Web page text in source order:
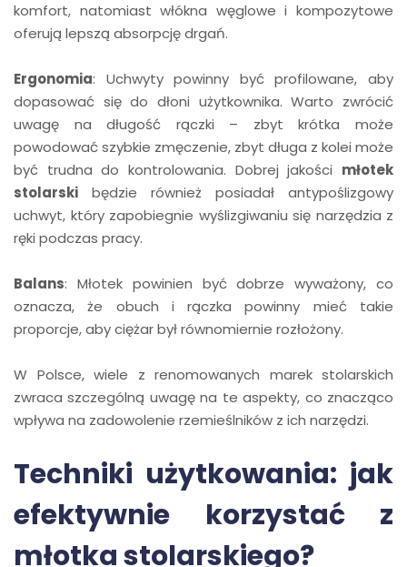
komfort, natomiast włókna węglowe i kompozytowe
oferują lepszą absorpcję drgań.
Ergonomia: Uchwyty powinny być profilowane, aby
dopasować się do dłoni użytkownika. Warto zwrócić
uwagę na długość rączki – zbyt krótka może
powodować szybkie zmęczenie, zbyt długa z kolei może
być trudna do kontrolowania. Dobrej jakości młotek
stolarski będzie również posiadał antypoślizgowy
uchwyt, który zapobiegnie wyślizgiwaniu się narzędzia z
ręki podczas pracy.
Balans: Młotek powinien być dobrze wyważony, co
oznacza, że obuch i rączka powinny mieć takie
proporcje, aby ciężar był równomiernie rozłożony.
W Polsce, wiele z renomowanych marek stolarskich
zwraca szczególną uwagę na te aspekty, co znacząco
wpływa na zadowolenie rzemieślników z ich narzędzi.
Techniki użytkowania: jak
efektywnie korzystać z
młotka stolarskiego?